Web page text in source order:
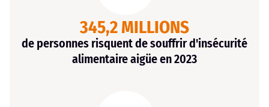
345,2 MILLIONS
de personnes risquent de souffrir d'insécurité
alimentaire aigüe en 2023